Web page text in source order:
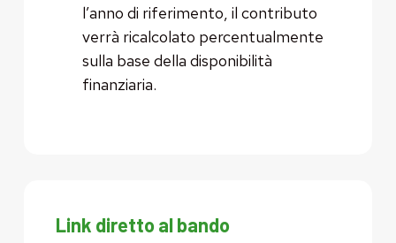
l’anno di riferimento, il contributo
verrà ricalcolato percentualmente
sulla base della disponibilità
finanziaria.
Link diretto al bando